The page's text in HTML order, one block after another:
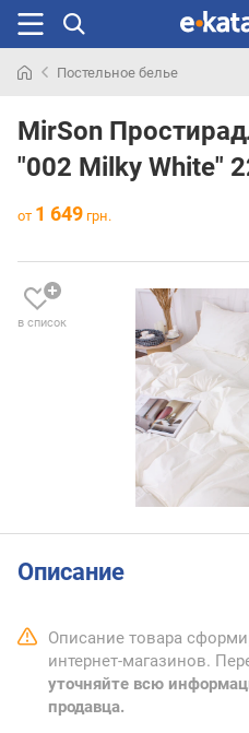
раньше
Постельное белье
MirSon
"002 Milky White"
от 1 649 грн.
в список
Описание
Описание товара
интернет-магазинов.
уточняйте всю
продавца.